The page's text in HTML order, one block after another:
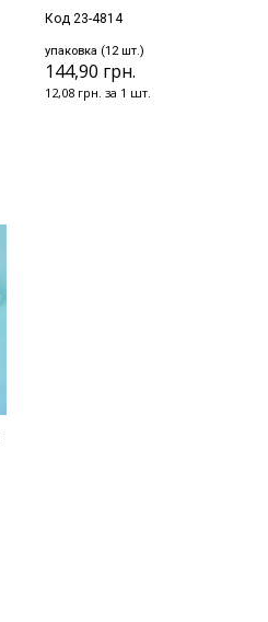
Код 23-4814
упаковка (12 шт.)
144,90 грн.
12,08 грн. за 1 шт.